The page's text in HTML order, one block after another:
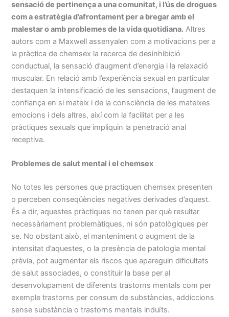
sensació de pertinença a una comunitat, i l’ús de drogues
com a estratègia d’afrontament per a bregar amb el
malestar o amb problemes de la vida quotidiana. Altres
autors com a Maxwell assenyalen com a motivacions per a
la pràctica de chemsex la recerca de desinhibició
conductual, la sensació d’augment d’energia i la relaxació
muscular. En relació amb l’experiència sexual en particular
destaquen la intensificació de les sensacions, l’augment de
confiança en si mateix i de la consciència de les mateixes
emocions i dels altres, així com la facilitat per a les
pràctiques sexuals que impliquin la penetració anal
receptiva.
Problemes de salut mental i el chemsex
No totes les persones que practiquen chemsex presenten
o perceben conseqüències negatives derivades d’aquest.
És a dir, aquestes pràctiques no tenen per què resultar
necessàriament problemàtiques, ni són patològiques per
se. No obstant això, el manteniment o augment de la
intensitat d’aquestes, o la presència de patologia mental
prèvia, pot augmentar els riscos que apareguin dificultats
de salut associades, o constituir la base per al
desenvolupament de diferents trastorns mentals com per
exemple trastorns per consum de substàncies, addiccions
sense substància o trastorns mentals induïts.